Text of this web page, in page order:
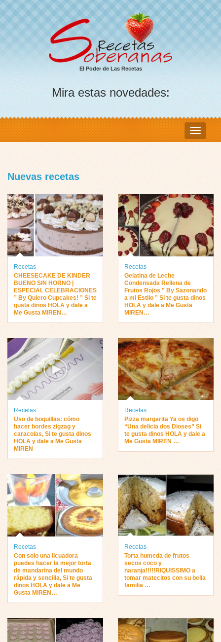
El Poder de Las Recetas
Mira estas novedades:
Nuevas recetas
Recetas
CHEESECAKE DE KINDER
BUENO SIN HORNO |
ESPECIAL CELEBRACIONES
” By Quiero Cupcakes! ” Si te
gusta dinos HOLA y dale a
Me Gusta MIREN…
Recetas
Gelatina de Leche
Condensada Rellena de
Frutos Rojos ” By Sazonando
a mi Estilo ” Si te gusta dinos
HOLA y dale a Me Gusta
MIREN…
Recetas
Uso de boquillas: cómo
hacer bordes zigzag y
caracolas, Si te gusta dinos
HOLA y dale a Me Gusta
MIREN
Recetas
Pizza margarita Ya os digo
“Una delicia dos Dioses” Si
te gusta dinos HOLA y dale a
Me Gusta MIREN …
Recetas
Con solo una licuadora
puedes hacer la mejor torta
de mandarina del mundo
rápida y sencilla, Si te gusta
dinos HOLA y dale a Me
Gusta MIREN…
Recetas
Torta humeda de frutos
secos coco y
naranja!!!!!RIQUISSIMO a
tomar matecitos con su bella
familia …